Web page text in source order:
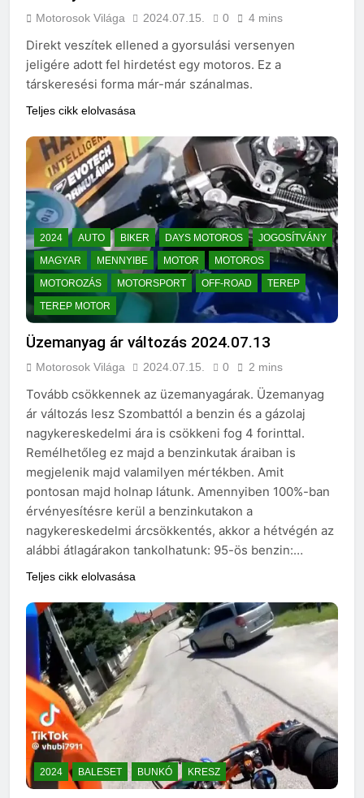
Motorosok Világa 2024.07.15. 0 4 mins
Direkt veszítek ellened a gyorsulási versenyen
jeligére adott fel hirdetést egy motoros. Ez a
társkeresési forma már-már szánalmas.
Teljes cikk elolvasása
2024 AUTO BIKER DAYS MOTOROS
JOGOSÍTVÁNY
MAGYAR
MENNYIBE MOTOR
MOTOROS
MOTOROZÁS
MOTORSPORT OFF-ROAD
TEREP
TEREP MOTOR
Üzemanyag ár változás 2024.07.13
Motorosok Világa 2024.07.15. 0 2 mins
Tovább csökkennek az üzemanyagárak. Üzemanyag
ár változás lesz Szombattól a benzin és a gázolaj
nagykereskedelmi ára is csökkeni fog 4 forinttal.
Remélhetőleg ez majd a benzinkutak áraiban is
megjelenik majd valamilyen mértékben. Amit
pontosan majd holnap látunk. Amennyiben 100%-ban
érvényesítésre kerül a benzinkutakon a
nagykereskedelmi árcsökkentés, akkor a hétvégén az
alábbi átlagárakon tankolhatunk: 95-ös benzin:…
Teljes cikk elolvasása
2024 BALESET BUNKÓ KRESZ